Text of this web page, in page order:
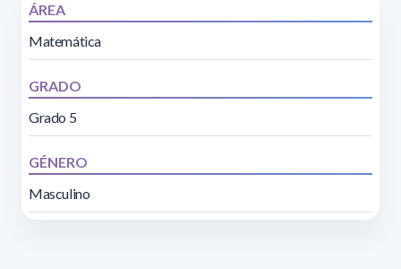
ÁREA
Matemática
GRADO
Grado 5
GÉNERO
Masculino